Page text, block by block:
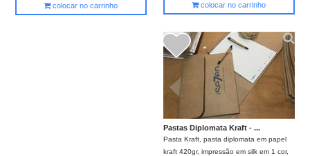
colocar no carrinho colocar no carrinho
Pastas Diplomata Kraft - ...
Pasta Kraft, pasta diplomata em papel
kraft 420gr, impressão em silk em 1 cor,